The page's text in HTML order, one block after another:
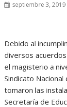
septiembre 3, 2019
Debido al
diversos
el magisterio a
Sindicato
tomaron las
Secretaría de